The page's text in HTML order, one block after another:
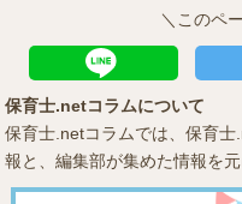
＼このペ
保育士.netコラムについて
保育士.netコラムでは、保育
報と、編集部が集めた情報を